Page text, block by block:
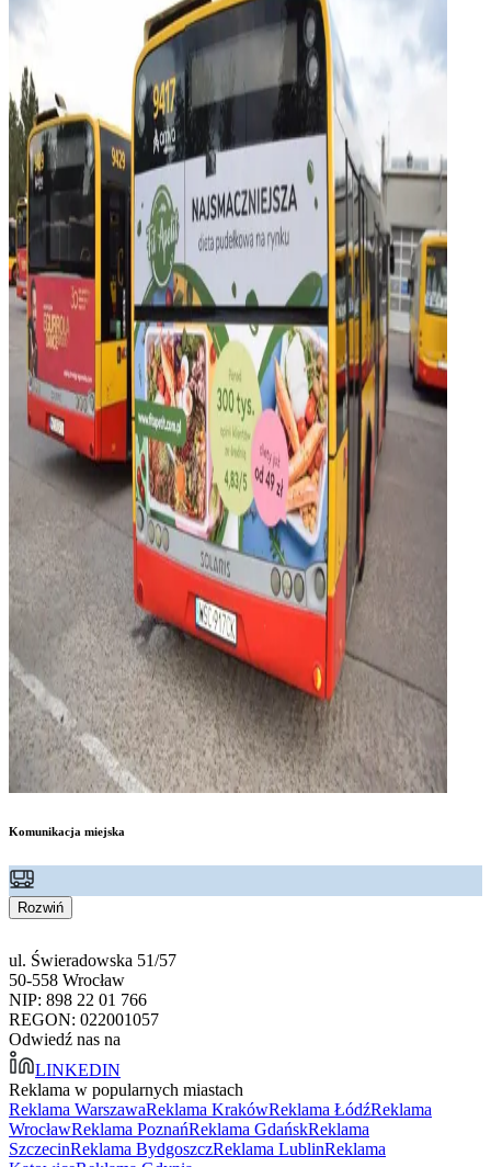
Komunikacja miejska
Rozwiń
ul. Świeradowska 51/57
50-558 Wrocław
NIP: 898 22 01 766
REGON: 022001057
Odwiedź nas na
LINKEDIN
Reklama w popularnych miastach
Reklama WarszawaReklama KrakówReklama ŁódźReklama
WrocławReklama PoznańReklama GdańskReklama
SzczecinReklama BydgoszczReklama LublinReklama